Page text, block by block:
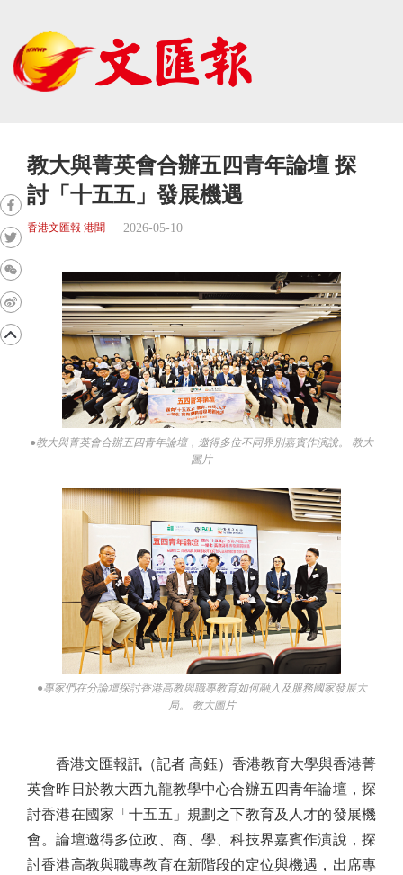
教大與菁英會合辦五四青年論壇 探
討「十五五」發展機遇
香港文匯報 港聞 2026-05-10
●教大與菁英會合辦五四青年論壇，邀得多位不同界別嘉賓作演說。 教大
圖片
●專家們在分論壇探討香港高教與職專教育如何融入及服務國家發展大
局。 教大圖片
香港文匯報訊（記者 高鈺）香港教育大學與香港菁
英會昨日於教大西九龍教學中心合辦五四青年論壇，探
討香港在國家「十五五」規劃之下教育及人才的發展機
會。論壇邀得多位政、商、學、科技界嘉賓作演說，探
討香港高教與職專教育在新階段的定位與機遇，出席專